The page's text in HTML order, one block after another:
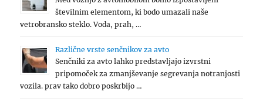
številnim elementom, ki bodo umazali naše
vetrobransko steklo. Voda, prah, …
Različne vrste senčnikov za avto
Senčniki za avto lahko predstavljajo izvrstni
pripomoček za zmanjševanje segrevanja notranjosti
vozila. prav tako dobro poskrbijo …